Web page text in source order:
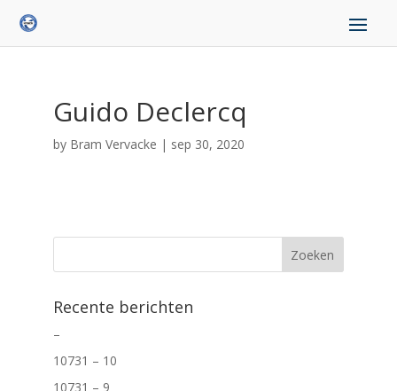
Guido Declercq
by Bram Vervacke | sep 30, 2020
Recente berichten
–
10731 – 10
10731 – 9